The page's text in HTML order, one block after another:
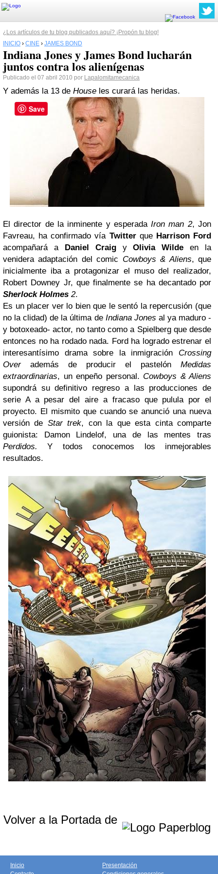
¿Los artículos de tu blog publicados aquí? ¡Propón tu blog!
INICIO › CINE › JAMES BOND
Indiana Jones y James Bond lucharán
juntos contra los alienígenas
Publicado el 07 abril 2010 por Lapalomitamecanica
Y además la 13 de House les curará las heridas.
El director de la inminente y esperadaIron man 2, Jon
Favreau, ha confirmado vía Twitterque Harrison Ford
acompañará a Daniel CraigyOlivia Wilde en la
venidera adaptación del comic Cowboys & Aliens, que
inicialmente iba a protagonizar el muso del realizador,
Robert Downey Jr, que finalmente se ha decantado por
Sherlock Holmes 2.
Es un placer ver lo bien que le sentó la repercusión (que
no la clidad) de la última de Indiana Jones al ya maduro -
y botoxeado- actor, no tanto como a Spielberg que desde
entonces no ha rodado nada. Ford ha logrado estrenar el
interesantísimo drama sobre la inmigración Crossing
Overademás de producir el pastelón Medidas
extraordinarias, un enpeño personal. Cowboys & Aliens
supondrá su definitivo regreso a las producciones de
serie A a pesar del aire a fracaso que pulula por el
proyecto. El mismito que cuando se anunció una nueva
versión de Star trek, con la que esta cinta comparte
guionista: Damon Lindelof, una de las mentes tras
Perdidos.Y todos conocemos los inmejorables
resultados.
Volver a la Portada de
Inicio
Presentación
Save